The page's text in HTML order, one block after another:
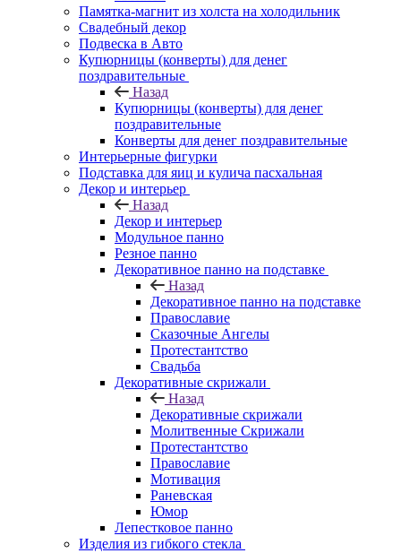
Памятка-магнит из холста на холодильник
Свадебный декор
Подвеска в Авто
Купюрницы (конверты) для денег
поздравительные
Назад
Купюрницы (конверты) для денег
поздравительные
Конверты для денег поздравительные
Интерьерные фигурки
Подставка для яиц и кулича пасхальная
Декор и интерьер
Назад
Декор и интерьер
Модульное панно
Резное панно
Декоративное панно на подставке
Назад
Декоративное панно на подставке
Православие
Сказочные Ангелы
Протестантство
Свадьба
Декоративные скрижали
Назад
Декоративные скрижали
Молитвенные Скрижали
Протестантство
Православие
Мотивация
Раневская
Юмор
Лепестковое панно
Изделия из гибкого стекла